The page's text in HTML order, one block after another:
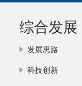
综合发展
发展思路
科技创新